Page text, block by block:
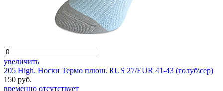
увеличить
205 High. Носки Термо плюш. RUS 27/EUR 41-43 (голуб\сер)
150 руб.
временно отсутствует